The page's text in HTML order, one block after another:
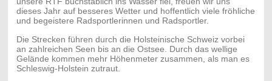
dieses Jahr auf besseres Wetter und hoffentlich viele fröhliche
und begeistere Radsportlerinnen und Radsportler.
Die Strecken führen durch die Holsteinische Schweiz vorbei
an zahlreichen Seen bis an die Ostsee. Durch das wellige
Gelände kommen mehr Höhenmeter zusammen, als man es
Schleswig-Holstein zutraut.